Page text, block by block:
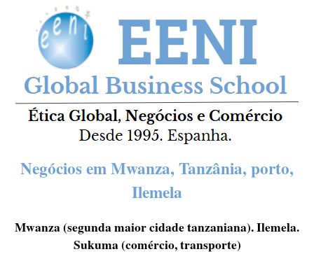
Negócios em Mwanza, Tanzânia, porto,
Ilemela
Mwanza (segunda maior cidade tanzaniana). Ilemela.
Sukuma (comércio, transporte)